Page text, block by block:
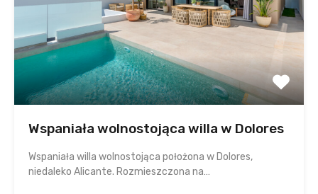
Wspaniała wolnostojąca willa w Dolores
Wspaniała willa wolnostojąca położona w Dolores,
niedaleko Alicante. Rozmieszczona na…